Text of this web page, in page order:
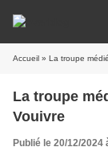
Accueil » La troupe
La troupe
Vouivre
Publié le 20/12/2024